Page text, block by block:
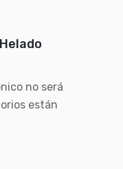
no será
están